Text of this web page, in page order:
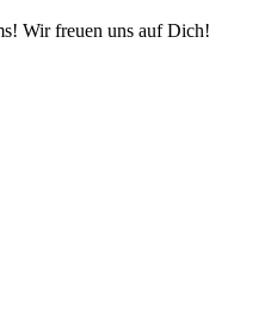
Wir freuen uns auf Dich!